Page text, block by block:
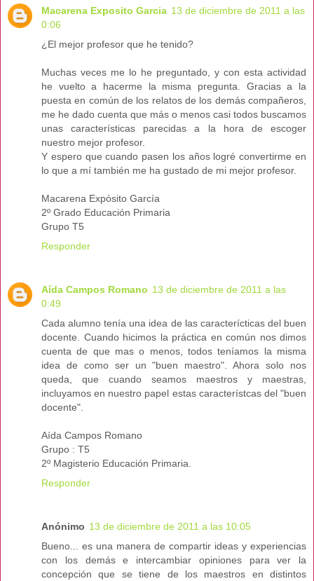
Macarena Exposito Garcia 13 de diciembre de 2011 a las
0:06
¿El mejor profesor que he tenido?
Muchas veces me lo he preguntado, y con esta actividad
he vuelto a hacerme la misma pregunta. Gracias a la
puesta en común de los relatos de los demás compañeros,
me he dado cuenta que más o menos casi todos buscamos
unas características parecidas a la hora de escoger
nuestro mejor profesor.
Y espero que cuando pasen los años logré convertirme en
lo que a mí también me ha gustado de mi mejor profesor.
Macarena Expósito García
2º Grado Educación Primaria
Grupo T5
Responder
Aída Campos Romano 13 de diciembre de 2011 a las
0:49
Cada alumno tenía una idea de las caracterícticas del buen
docente. Cuando hicimos la práctica en común nos dimos
cuenta de que mas o menos, todos teníamos la misma
idea de como ser un "buen maestro". Ahora solo nos
queda, que cuando seamos maestros y maestras,
incluyamos en nuestro papel estas característcas del "buen
docente".
Aída Campos Romano
Grupo : T5
2º Magisterio Educación Primaria.
Responder
Anónimo 13 de diciembre de 2011 a las 10:05
Bueno... es una manera de compartir ideas y experiencias
con los demás e intercambiar opiniones para ver la
concepción que se tiene de los maestros en distintos